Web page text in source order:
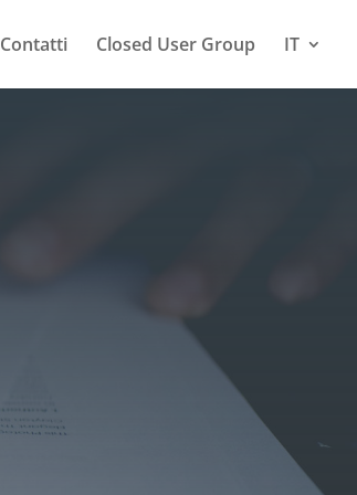
Contatti Closed User Group IT